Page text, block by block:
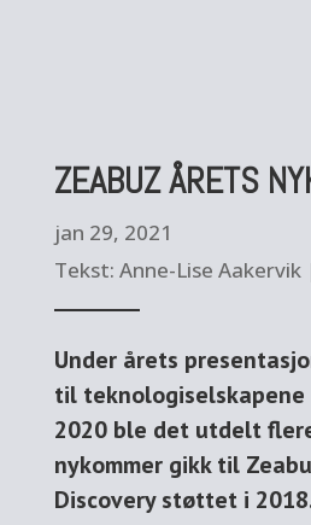
ZEABUZ ÅRETS
jan 29, 2021
Tekst: Anne-Lise
Under årets
til teknologiselskapene
2020 ble det utdelt
nykommer gikk til
Discovery støttet i